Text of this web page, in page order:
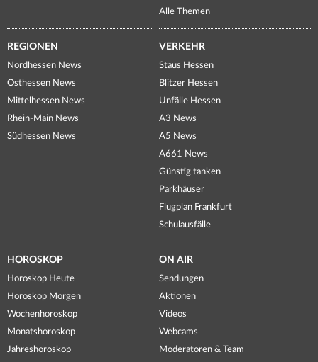
Alle Themen
REGIONEN
Nordhessen News
Osthessen News
Mittelhessen News
Rhein-Main News
Südhessen News
VERKEHR
Staus Hessen
Blitzer Hessen
Unfälle Hessen
A3 News
A5 News
A661 News
Günstig tanken
Parkhäuser
Flugplan Frankfurt
Schulausfälle
HOROSKOP
Horoskop Heute
Horoskop Morgen
Wochenhoroskop
Monatshoroskop
Jahreshoroskop
ON AIR
Sendungen
Aktionen
Videos
Webcams
Moderatoren & Team